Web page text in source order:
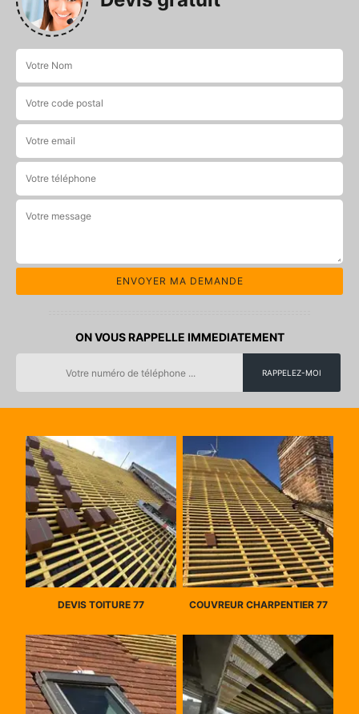
ON VOUS RAPPELLE IMMEDIATEMENT
DEVIS TOITURE 77 COUVREUR CHARPENTIER 77